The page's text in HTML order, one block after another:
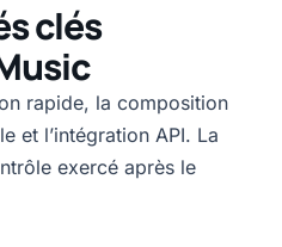
clés
rapide, la composition
et l’intégration API. La
exercé après le